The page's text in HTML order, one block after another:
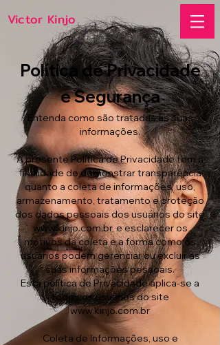
Victor Kinjo
Política de Privacidade
e Segurança
Entenda como são tratadas as suas
informações.
A presente Política de Privacidade tem a
finalidade de demonstrar transparência
quanto a coleta de informações, uso,
armazenamento, tratamento e proteção
dos dados pessoais dos usuários do site
www.kinjo.com.br, e esclarecer os
motivos da coleta e a forma como os
usuários podem gerenciar ou excluir as
suas informações pessoais.
Esta política de Privacidade aplica-se a
todos os usuários do site
www.kinjo.com.br
Coleta de Informações, uso e